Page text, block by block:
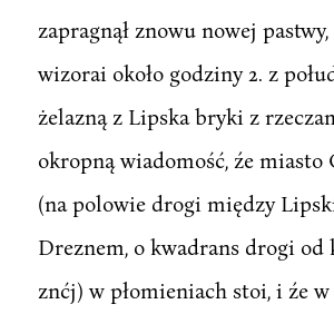
zapragnął znowu nowej pastwy,
wizorai około godziny 2. z
żelazną z Lipska bryki z
okropną wiadomość, źe miasto
(na polowie drogi między
Dreznem, o kwadrans drogi od
znćj) w płomieniach stoi, i źe